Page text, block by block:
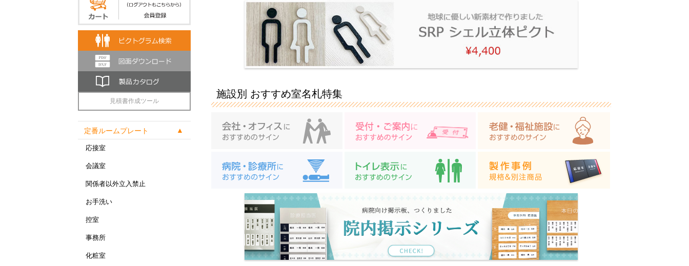
見積書作成ツール
定番ルームプレート
応接室
会議室
関係者以外立入禁止
お手洗い
控室
事務所
化粧室
施設別 おすすめ室名札特集